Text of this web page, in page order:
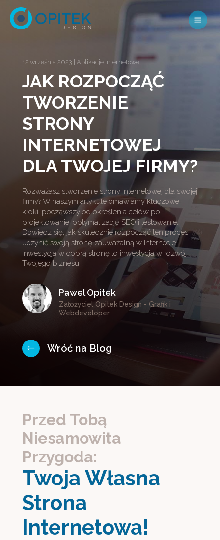
12 września 2023 Aplikacje internetowe
JAK ROZPOCZĄĆ
TWORZENIE
STRONY
INTERNETOWEJ
DLA TWOJEJ FIRMY?
Rozważasz stworzenie strony internetowej dla swojej
firmy? W naszym artykule omawiamy kluczowe
kroki, począwszy od określenia celów po
projektowanie, optymalizację SEO i testowanie.
Dowiedz się, jak skutecznie rozpocząć ten proces i
uczynić swoją stronę zauważalną w Internecie.
Inwestycja w dobrą stronę to inwestycja w rozwój
Twojego biznesu!
Pawel Opitek
Założyciel Opitek Design - Grafik i
Webdeveloper
# Wróć na Blog
Przed Tobą
Niesamowita
Przygoda:
Twoja Własna
Strona
Internetowa!